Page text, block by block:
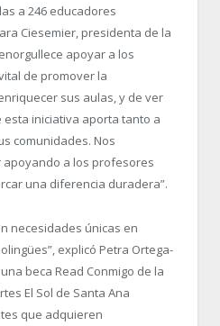
a 246 educadores
Ciesemier, presidenta de la
apoyar a los
de promover la
sus aulas, y de ver
iniciativa aporta tanto a
comunidades. Nos
apoyando a los profesores
una diferencia duradera”.
necesidades únicas en
explicó Petra Ortega-
beca Read Conmigo de la
El Sol de Santa Ana
que adquieren